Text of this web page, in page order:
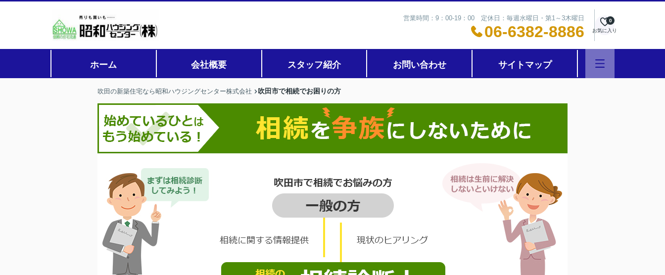
営業時間：9：00-19：00 定休日：毎週水曜日・第1～3木曜日
06-6382-8886 お気に入り
0
ホーム 会社概要 スタッフ紹介 お問い合わせ サイトマップ
吹田の新築住宅なら昭和ハウジングセンター株式会社 吹田市で相続でお困りの方